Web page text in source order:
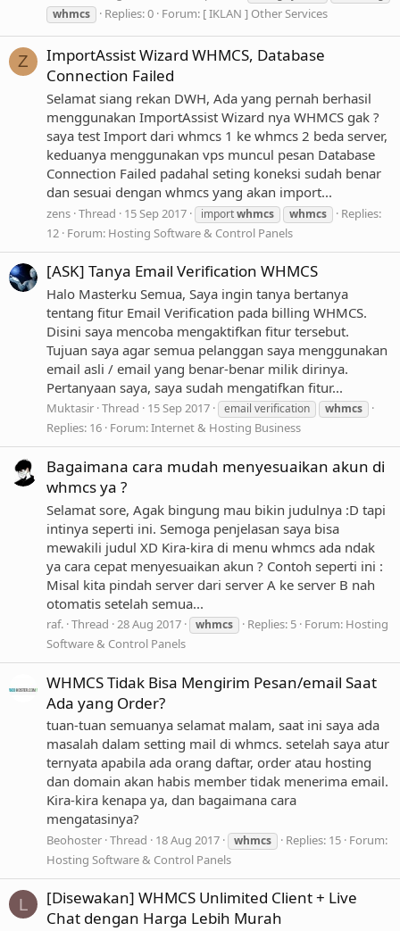
whmcs
Replies: 0 Forum: [ IKLAN ] Other Services
Z
ImportAssist Wizard WHMCS, Database
Connection Failed
Selamat siang rekan DWH, Ada yang pernah berhasil
menggunakan ImportAssist Wizard nya WHMCS gak ?
saya test Import dari whmcs 1 ke whmcs 2 beda server,
keduanya menggunakan vps muncul pesan Database
Connection Failed padahal seting koneksi sudah benar
dan sesuai dengan whmcs yang akan import...
zens Thread 15 Sep 2017 importwhmcs whmcs
Replies:
12 Forum: Hosting Software & Control Panels
[ASK] Tanya Email Verification WHMCS
Halo Masterku Semua, Saya ingin tanya bertanya
tentang fitur Email Verification pada billing WHMCS.
Disini saya mencoba mengaktifkan fitur tersebut.
Tujuan saya agar semua pelanggan saya menggunakan
email asli / email yang benar-benar milik dirinya.
Pertanyaan saya, saya sudah mengatifkan fitur...
Muktasir Thread 15 Sep 2017 email verification whmcs
Replies: 16 Forum:Internet & Hosting Business
Bagaimana cara mudah menyesuaikan akun di
whmcs ya ?
Selamat sore, Agak bingung mau bikin judulnya :D tapi
intinya seperti ini. Semoga penjelasan saya bisa
mewakili judul XD Kira-kira di menu whmcs ada ndak
ya cara cepat menyesuaikan akun ? Contoh seperti ini :
Misal kita pindah server dari server A ke server B nah
otomatis setelah semua...
raf. Thread 28 Aug 2017 whmcs Replies: 5 Forum: Hosting
Software & Control Panels
WHMCS Tidak Bisa Mengirim Pesan/email Saat
Ada yang Order?
tuan-tuan semuanya selamat malam, saat ini saya ada
masalah dalam setting mail di whmcs. setelah saya atur
ternyata apabila ada orang daftar, order atau hosting
dan domain akan habis member tidak menerima email.
Kira-kira kenapa ya, dan bagaimana cara
mengatasinya?
Beohoster Thread 18 Aug 2017 whmcs Replies: 15 Forum:
Hosting Software & Control Panels
L
[Disewakan] WHMCS Unlimited Client + Live
Chat dengan Harga Lebih Murah